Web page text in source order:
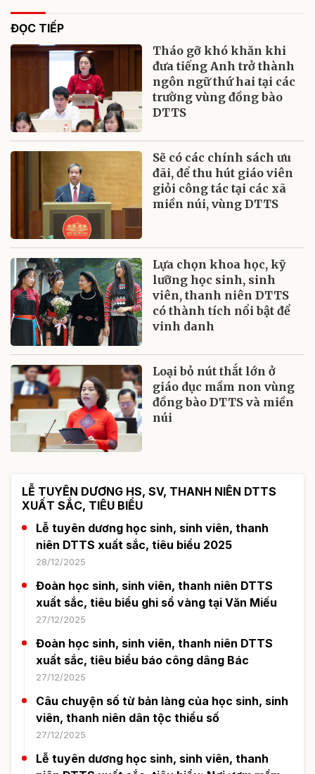
ĐỌC TIẾP
Tháo gỡ khó khăn khi
đưa tiếng Anh trở thành
ngôn ngữ thứ hai tại các
trường vùng đồng bào
DTTS
Sẽ có các chính sách ưu
đãi, để thu hút giáo viên
giỏi công tác tại các xã
miền núi, vùng DTTS
Lựa chọn khoa học, kỹ
lưỡng học sinh, sinh
viên, thanh niên DTTS
có thành tích nổi bật để
vinh danh
Loại bỏ nút thắt lớn ở
giáo dục mầm non vùng
đồng bào DTTS và miền
núi
LỄ TUYÊN DƯƠNG HS, SV, THANH NIÊN DTTS
XUẤT SẮC, TIÊU BIỂU
Lễ tuyên dương học sinh, sinh viên, thanh
niên DTTS xuất sắc, tiêu biểu 2025
28/12/2025
Đoàn học sinh, sinh viên, thanh niên DTTS
xuất sắc, tiêu biểu ghi sổ vàng tại Văn Miếu
27/12/2025
Đoàn học sinh, sinh viên, thanh niên DTTS
xuất sắc, tiêu biểu báo công dâng Bác
27/12/2025
Câu chuyện số từ bản làng của học sinh, sinh
viên, thanh niên dân tộc thiểu số
27/12/2025
Lễ tuyên dương học sinh, sinh viên, thanh